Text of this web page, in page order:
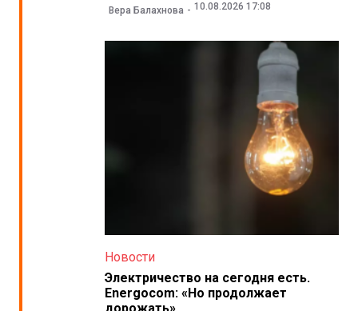
Вера Балахнова 10.08.2026 17:08
Новости
Электричество на сегодня есть.
Energocom: «Но продолжает